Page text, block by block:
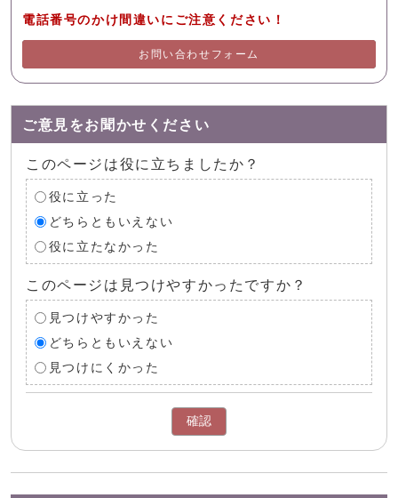
電話番号のかけ間違いにご注意ください！
お問い合わせフォーム
ご意見をお聞かせください
このページは役に立ちましたか？
役に立った
どちらともいえない
役に立たなかった
このページは見つけやすかったですか？
見つけやすかった
どちらともいえない
見つけにくかった
確認